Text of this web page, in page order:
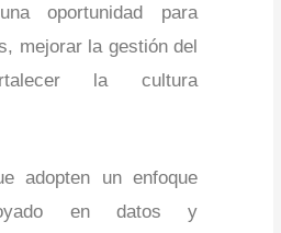
oportunidad para
mejorar la gestión del
la cultura
adopten un enfoque
en datos y